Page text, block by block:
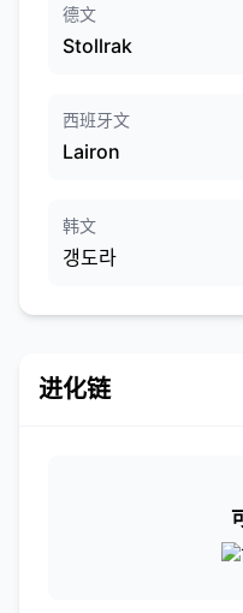
德文
Stollrak
西班牙文
Lairon
韩文
갱도라
进化链